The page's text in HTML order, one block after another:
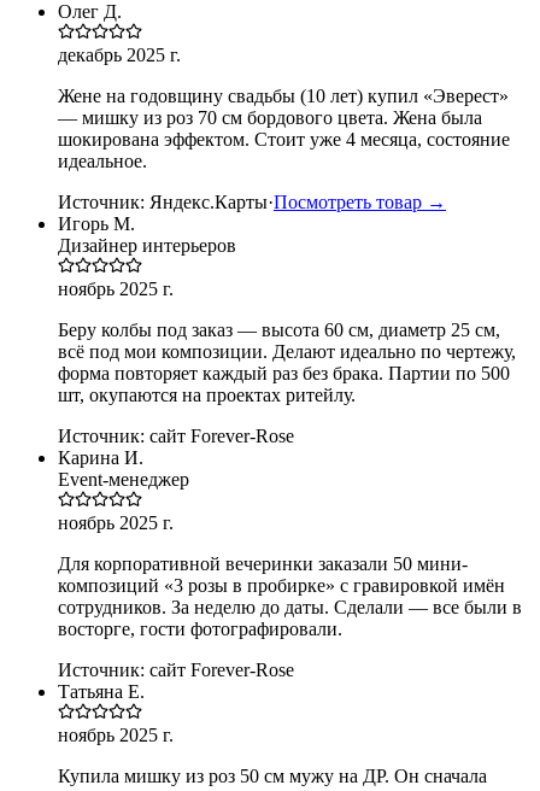
Олег Д.
декабрь 2025 г.
Жене на годовщину свадьбы (10 лет) купил «Эверест»
— мишку из роз 70 см бордового цвета. Жена была
шокирована эффектом. Стоит уже 4 месяца, состояние
идеальное.
Источник: Яндекс.Карты·Посмотреть товар →
Игорь М.
Дизайнер интерьеров
ноябрь 2025 г.
Беру колбы под заказ — высота 60 см, диаметр 25 см,
всё под мои композиции. Делают идеально по чертежу,
форма повторяет каждый раз без брака. Партии по 500
шт, окупаются на проектах ритейлу.
Источник: сайт Forever-Rose
Карина И.
Event-менеджер
ноябрь 2025 г.
Для корпоративной вечеринки заказали 50 мини-
композиций «3 розы в пробирке» с гравировкой имён
сотрудников. За неделю до даты. Сделали — все были в
восторге, гости фотографировали.
Источник: сайт Forever-Rose
Татьяна Е.
ноябрь 2025 г.
Купила мишку из роз 50 см мужу на ДР. Он сначала